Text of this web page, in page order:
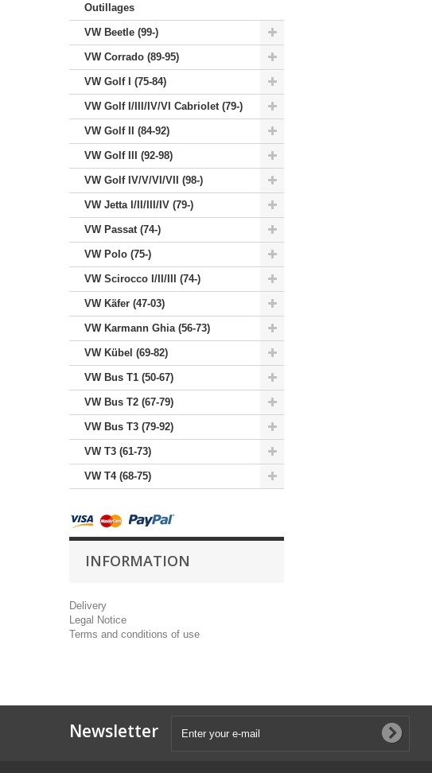
Outillages
VW Beetle (99-)
VW Corrado (89-95)
VW Golf I (75-84)
VW Golf I/III/IV/VI Cabriolet (79-)
VW Golf II (84-92)
VW Golf III (92-98)
VW Golf IV/V/VI/VII (98-)
VW Jetta I/II/III/IV (79-)
VW Passat (74-)
VW Polo (75-)
VW Scirocco I/II/III (74-)
VW Käfer (47-03)
VW Karmann Ghia (56-73)
VW Kübel (69-82)
VW Bus T1 (50-67)
VW Bus T2 (67-79)
VW Bus T3 (79-92)
VW T3 (61-73)
VW T4 (68-75)
INFORMATION
Delivery
Legal Notice
Terms and conditions of use
Newsletter